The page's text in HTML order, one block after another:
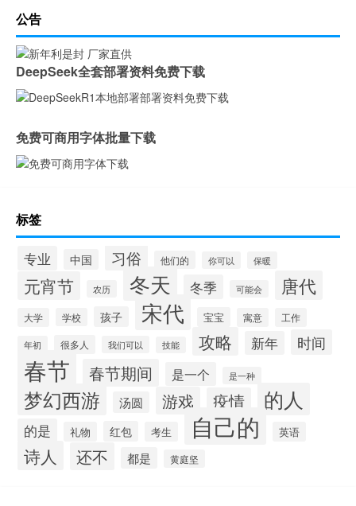
公告
DeepSeek全套部署资料免费下载
免费可商用字体批量下载
标签
专业 中国 习俗 他们的 你可以 保暖
元宵节 农历 冬天 冬季 可能会 唐代
大学 学校 孩子 宋代 宝宝 寓意 工作
年初 很多人 我们可以 技能 攻略 新年 时间
春节 春节期间 是一个 是一种
梦幻西游 汤圆 游戏 疫情 的人
的是 礼物 红包 考生 自己的 英语
诗人 还不 都是 黄庭坚